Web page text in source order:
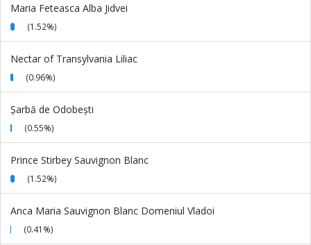
Maria Feteasca Alba Jidvei
(1.52%)
Nectar of Transylvania Liliac
(0.96%)
Șarbă de Odobești
(0.55%)
Prince Stirbey Sauvignon Blanc
(1.52%)
Anca Maria Sauvignon Blanc Domeniul Vladoi
(0.41%)